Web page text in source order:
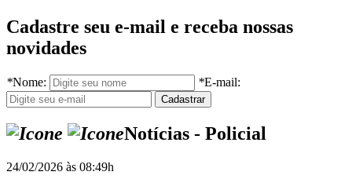
Cadastre seu e-mail e receba nossas
novidades
*Nome: *E-mail:
Notícias - Policial
24/02/2026 às 08:49h